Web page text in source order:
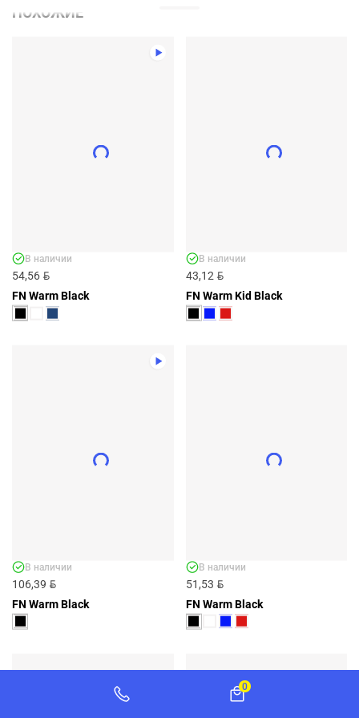
BYN
ПОХОЖИЕ
54,56 BYN
В наличии
FN Warm Black
43,12 BYN
В наличии
FN Warm Kid Black
106,39 BYN
В наличии
FN Warm Black
51,53 BYN
В наличии
FN Warm Black
0